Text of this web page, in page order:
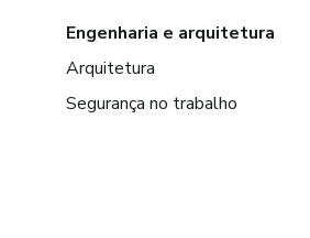
Engenharia e arquitetura
Arquitetura
Segurança no trabalho